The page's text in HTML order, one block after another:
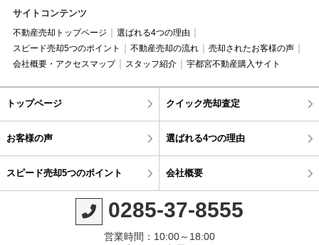
サイトコンテンツ
不動産売却トップページ
選ばれる4つの理由
スピード売却5つのポイント
不動産売却の流れ
売却されたお客様の声
会社概要・アクセスマップ
スタッフ紹介 宇都宮不動産購入サイト
トップページ クイック売却査定
お客様の声 選ばれる4つの理由
スピード売却5つのポイント 会社概要
0285-37-8555
営業時間：10:00～18:00